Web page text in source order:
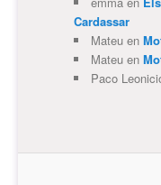
Cardassar
Mateuen
Mateuen
Paco